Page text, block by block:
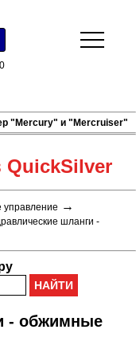
"Mercury" и "Mercruiser"
QuickSilver
управление →
шланги -
- обжимные